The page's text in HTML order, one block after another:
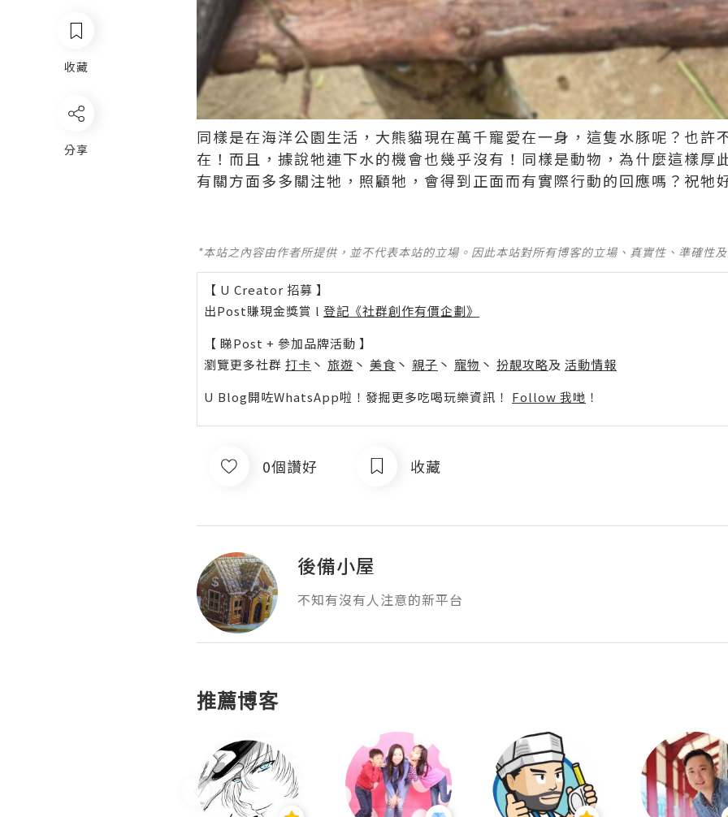
收藏
分享
同樣是在海洋公園生活，大熊貓現在萬千寵愛在一身，這隻水豚呢？也許
在！而且，據說牠連下水的機會也幾乎沒有！同樣是動物，為什麼這樣厚
有關方面多多關注牠，照顧牠，會得到正面而有實際行動的回應嗎？祝牠
*本站之內容由作者所提供，並不代表本站的立場。因此本站對所有博客的立場、真實性、準確性
【 U Creator 招募 】
出Post賺現金獎賞 l 登記《社群創作有價企劃》
【 睇Post + 參加品牌活動 】
瀏覽更多社群 打卡 丶 旅遊 丶 美食 丶 親子 丶 寵物 丶 扮靚攻略及 活動情報
U Blog開咗WhatsApp啦！發掘更多吃喝玩樂資訊！ Follow 我哋 ！
0個讚好 收藏
後備小屋
不知有沒有人注意的新平台
推薦博客